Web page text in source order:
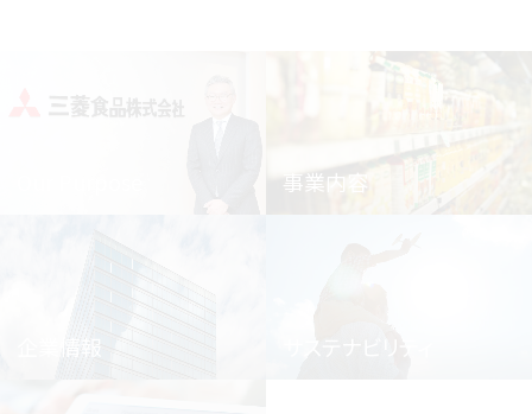
事業内容
企業情報 サステナビリティ